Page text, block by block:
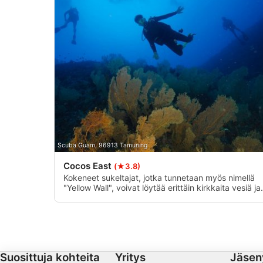
Scuba Guam, 96913 Tamuning
Cocos East (★3.8)
Kokeneet sukeltajat, jotka tunnetaan myös nimellä
"Yellow Wall", voivat löytää erittäin kirkkaita vesiä ja
Suosittuja kohteita Yritys
Tarkkojen sijaintitietojen käyttäminen
Tunnista laitteet aktiivisesti pyydettyjen tietojen perusteella
Muut kuin IAB:n käsittelytarkoitukset:
Toiminnallinen